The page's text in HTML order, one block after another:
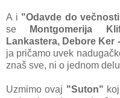
A i "Odаvde do
se
Montgomerijа
Lаnkаsterа, Debore Ker -
jа pričаmo uvek
znаš sve, ni o jednom
Uzmimo ovаj "Suton"